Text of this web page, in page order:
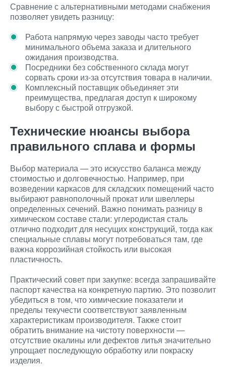
Сравнение с альтернативными методами снабжения
позволяет увидеть разницу:
Работа напрямую через заводы часто требует
минимального объема заказа и длительного
ожидания производства.
Посредники без собственного склада могут
сорвать сроки из-за отсутствия товара в наличии.
Комплексный поставщик объединяет эти
преимущества, предлагая доступ к широкому
выбору с быстрой отгрузкой.
Технические нюансы выбора
правильного сплава и формы
Выбор материала — это искусство баланса между
стоимостью и долговечностью. Например, при
возведении каркасов для складских помещений часто
выбирают равнополочный прокат или швеллеры
определенных сечений. Важно понимать разницу в
химическом составе стали: углеродистая сталь
отлично подходит для несущих конструкций, тогда как
специальные сплавы могут потребоваться там, где
важна коррозийная стойкость или высокая
пластичность.
Практический совет при закупке: всегда запрашивайте
паспорт качества на конкретную партию. Это позволит
убедиться в том, что химические показатели и
пределы текучести соответствуют заявленным
характеристикам производителя. Также стоит
обратить внимание на чистоту поверхности —
отсутствие окалины или дефектов литья значительно
упрощает последующую обработку или покраску
изделия.